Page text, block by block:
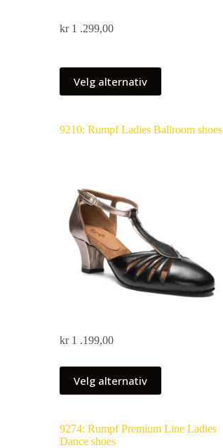
kr1 .299,00
Velg alternativ
9210: Rumpf Ladies Ballroom shoes
kr1 .199,00
Velg alternativ
9274: Rumpf Premium Line Ladies
Dance shoes